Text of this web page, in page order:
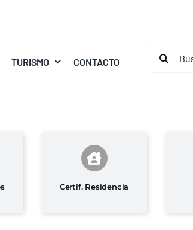
TURISMO CONTACTO
Buscar:
Certif. Residencia